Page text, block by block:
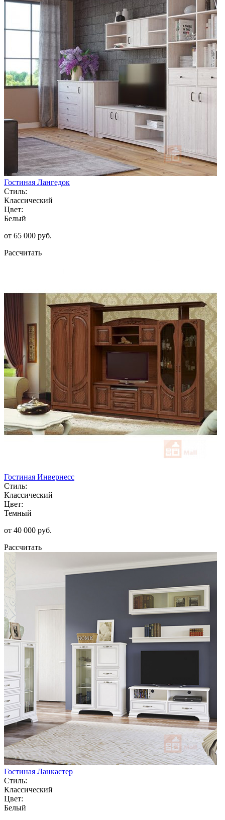
Гостиная Лангедок
Стиль:
Классический
Цвет:
Белый
от 65 000 руб.
Рассчитать
Гостиная Инвернесс
Стиль:
Классический
Цвет:
Темный
от 40 000 руб.
Рассчитать
Гостиная Ланкастер
Стиль:
Классический
Цвет:
Белый